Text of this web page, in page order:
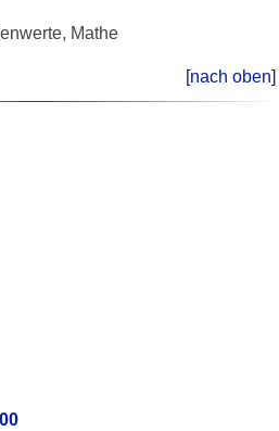
Mathe
[nach oben]